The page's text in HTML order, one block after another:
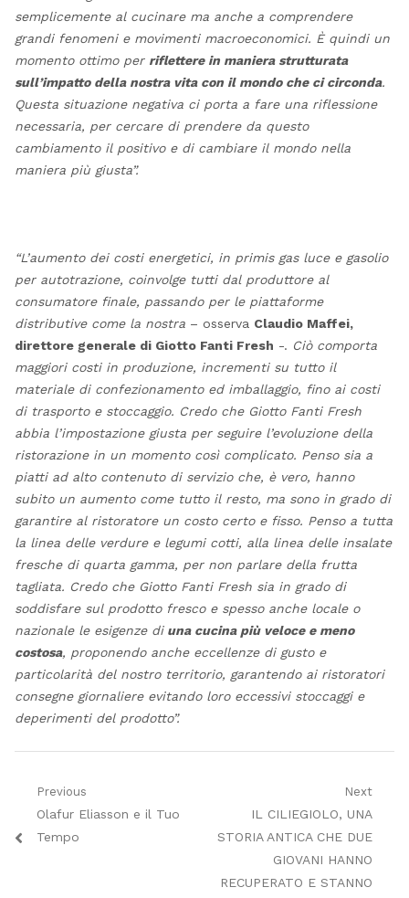
semplicemente al cucinare ma anche a comprendere
grandi fenomeni e movimenti macroeconomici. È quindi un
momento ottimo per riflettere in maniera strutturata
sull’impatto della nostra vita con il mondo che ci circonda.
Questa situazione negativa ci porta a fare una riflessione
necessaria, per cercare di prendere da questo
cambiamento il positivo e di cambiare il mondo nella
maniera più giusta”.
“L’aumento dei costi energetici, in primis gas luce e gasolio
per autotrazione, coinvolge tutti dal produttore al
consumatore finale, passando per le piattaforme
distributive come la nostra– osserva Claudio Maffei,
direttore generale di Giotto Fanti Fresh -. Ciò comporta
maggiori costi in produzione, incrementi su tutto il
materiale di confezionamento ed imballaggio, fino ai costi
di trasporto e stoccaggio. Credo che Giotto Fanti Fresh
abbia l’impostazione giusta per seguire l’evoluzione della
ristorazione in un momento così complicato. Penso sia a
piatti ad alto contenuto di servizio che, è vero, hanno
subito un aumento come tutto il resto, ma sono in grado di
garantire al ristoratore un costo certo e fisso. Penso a tutta
la linea delle verdure e legumi cotti, alla linea delle insalate
fresche di quarta gamma, per non parlare della frutta
tagliata. Credo che Giotto Fanti Fresh sia in grado di
soddisfare sul prodotto fresco e spesso anche locale o
nazionale le esigenze diuna cucina più veloce e meno
costosa, proponendo anche eccellenze di gusto e
particolarità del nostro territorio, garantendo ai ristoratori
consegne giornaliere evitando loro eccessivi stoccaggi e
deperimenti del prodotto”.
Navigazione
articoli
Previous
Previous
post:
Olafur Eliasson e il Tuo
Tempo
Next
Next
post:
IL CILIEGIOLO, UNA
STORIA ANTICA CHE DUE
GIOVANI HANNO
RECUPERATO E STANNO